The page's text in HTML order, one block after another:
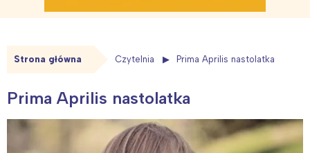
Strona główna Czytelnia Prima Aprilis nastolatka
Prima Aprilis nastolatka